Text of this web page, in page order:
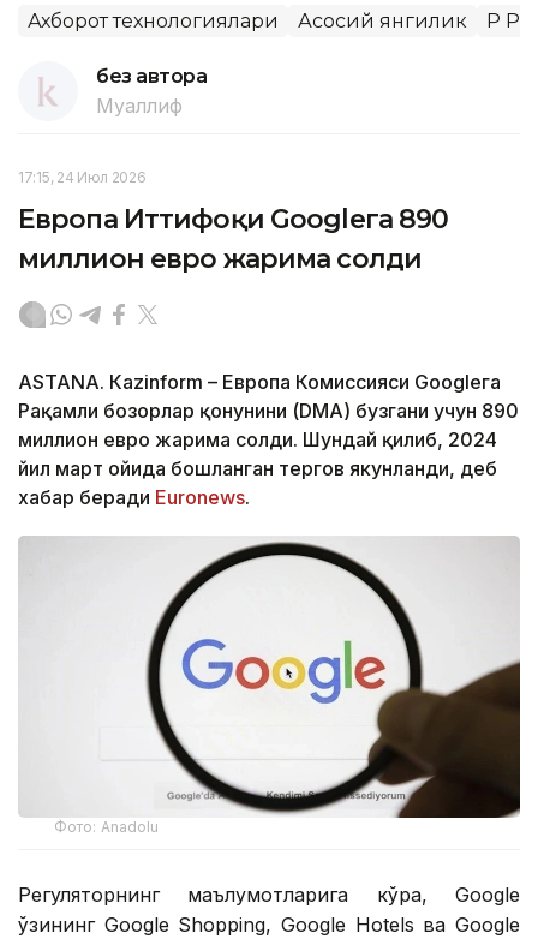
Ахборот технологиялари Асосий янгилик ҚР
без автора
Муаллиф
17:15, 24 Июл 2026
Европа Иттифоқи Googleга 890
миллион евро жарима солди
ASTANА. Кazinform – Европа Комиссияси Googleга
Рақамли бозорлар қонунини (DMA) бузгани учун 890
миллион евро жарима солди. Шундай қилиб, 2024
йил март ойида бошланган тергов якунланди, деб
хабар беради Euronews.
Фото: Аnadolu
Регуляторнинг маълумотларига кўра, Google
ўзининг Google Shopping, Google Hotels ва Google